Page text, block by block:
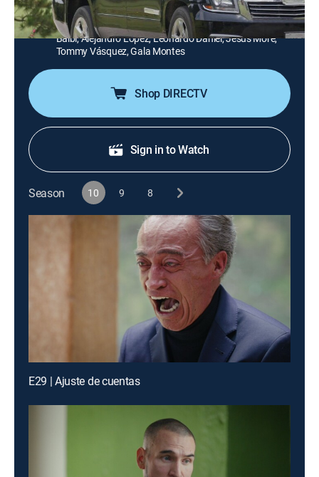
Cast: Rafael Amaya, Fernanda Castillo, Jorge Moreno,
Carmen Aub, Maritza Rodríguez, Sabrina Seara, Manuel
Balbi, Alejandro López, Leonardo Daniel, Jesús Moré,
Tommy Vásquez, Gala Montes
Shop DIRECTV
Sign in to Watch
Season 10 9 8
E29 | Ajuste de cuentas